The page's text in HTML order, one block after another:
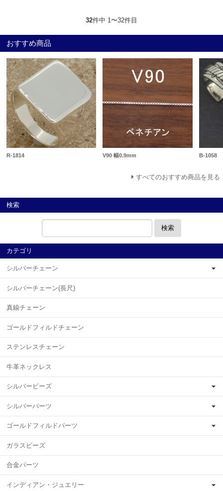
32件中 1〜32件目
おすすめ商品
R-1814 V90 幅0.9mm B-1058
すべてのおすすめ商品を見る
検索
検索
カテゴリ
シルバーチェーン
シルバーチェーン(長尺)
真鍮チェーン
ゴールドフィルドチェーン
ステンレスチェーン
牛革ネックレス
シルバービーズ
シルバーパーツ
ゴールドフィルドパーツ
ガラスビーズ
合金パーツ
インディアン・ジュエリー